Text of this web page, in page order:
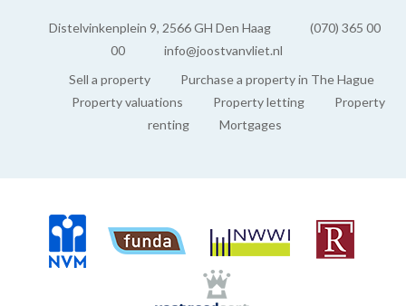
Distelvinkenplein 9, 2566 GH Den Haag
(070) 365 00
00
info@joostvanvliet.nl
Sell a property
Purchase a property in The Hague
Property valuations
Property letting
Property
renting
Mortgages